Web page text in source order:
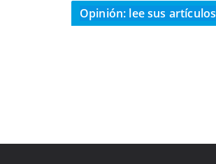
Opinión: lee sus artículos